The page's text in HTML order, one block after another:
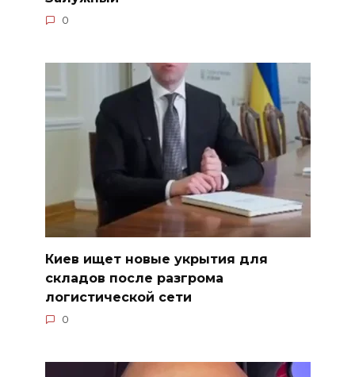
0
Киев ищет новые укрытия для
складов после разгрома
логистической сети
0